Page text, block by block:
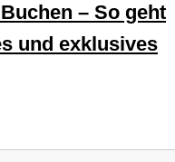
– So geht
und exklusives